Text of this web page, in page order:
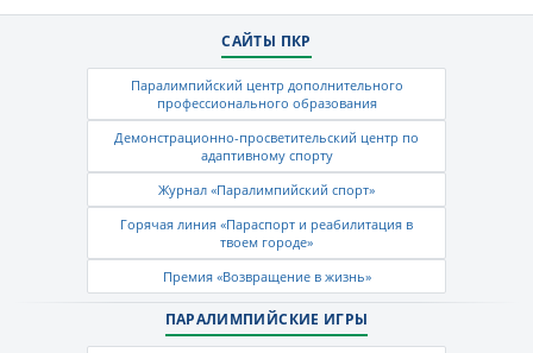
САЙТЫ ПКР
Паралимпийский центр дополнительного
профессионального образования
Демонстрационно-просветительский центр по
адаптивному спорту
Журнал «Паралимпийский спорт»
Горячая линия «Параспорт и реабилитация в
твоем городе»
Премия «Возвращение в жизнь»
ПАРАЛИМПИЙСКИЕ ИГРЫ